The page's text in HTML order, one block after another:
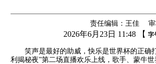
责任编辑：王佳 审
2026年6月23日 11:48 【 字
笑声是最好的助威，快乐是世界杯的正确
利揭秘夜”第二场直播欢乐上线，歌手、蒙牛